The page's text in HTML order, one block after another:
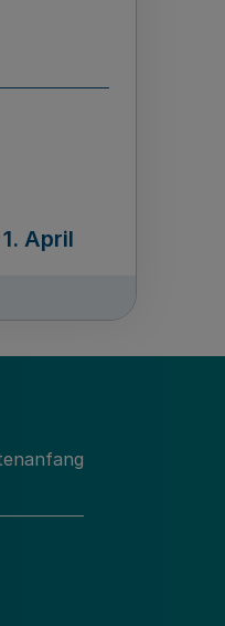
April
&